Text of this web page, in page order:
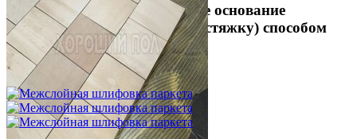
Укладка фанеры на бетонное основание
(огрунтованную цементную стяжку) способом
жесткого приклеивания
750 ₽